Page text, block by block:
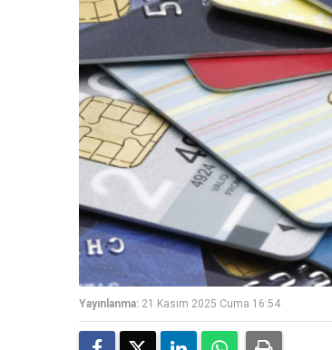
Yayınlanma: 21 Kasım 2025 Cuma 16:54